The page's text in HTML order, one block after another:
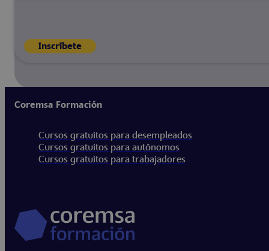
Inscríbete
Coremsa Formación
Cursos gratuitos para desempleados
Cursos gratuitos para autónomos
Cursos gratuitos para trabajadores